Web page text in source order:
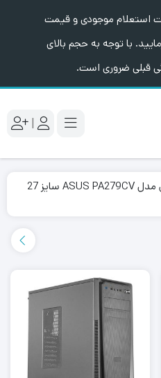
استعلام موجودی و قیمت
با توجه به حجم بالای
قبلی ضروری است.
|
مانیتور ایسوس مدل ASUS PA279CV سایز 27